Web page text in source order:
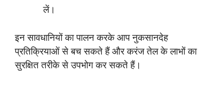
लें।
इन सावधानियों का पालन करके आप नुकसानदेह
प्रतिक्रियाओं से बच सकते हैं और करंज तेल के लाभों का
सुरक्षित तरीके से उपभोग कर सकते हैं।